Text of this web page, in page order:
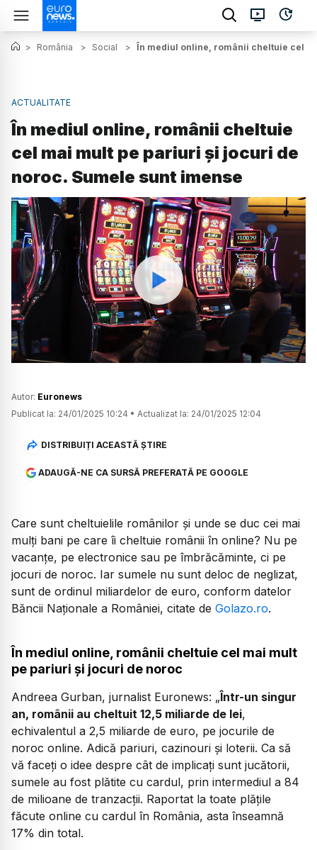
> România > Social > În mediul online, românii cheltuie cel
ACTUALITATE
În mediul online, românii cheltuie
cel mai mult pe pariuri și jocuri de
noroc. Sumele sunt imense
Watch
Autor: Euronews
Publicat la: 24/01/2025 10:24 • Actualizat la: 24/01/2025 12:04
DISTRIBUIȚI ACEASTĂ ȘTIRE
ADAUGĂ-NE CA SURSĂ PREFERATĂ PE GOOGLE
Care sunt cheltuielile românilor și unde se duc cei mai
mulți bani pe care îi cheltuie românii în online? Nu pe
vacanțe, pe electronice sau pe îmbrăcăminte, ci pe
jocuri de noroc. Iar sumele nu sunt deloc de neglizat,
sunt de ordinul miliardelor de euro, conform datelor
Băncii Naționale a României, citate de Golazo.ro.
În mediul online, românii cheltuie cel mai mult
pe pariuri și jocuri de noroc
Andreea Gurban, jurnalist Euronews: „Într-un singur
an, românii au cheltuit 12,5 miliarde de lei,
echivalentul a 2,5 miliarde de euro, pe jocurile de
noroc online. Adică pariuri, cazinouri și loterii. Ca să
vă faceți o idee despre cât de implicați sunt jucătorii,
sumele au fost plătite cu cardul, prin intermediul a 84
de milioane de tranzacții. Raportat la toate plățile
făcute online cu cardul în România, asta înseamnă
17% din total.